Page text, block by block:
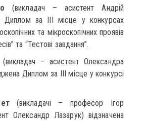
(викладач – асистент Андрій
Диплом за ІІІ місце у конкурсах
та мікроскопічних проявів
та “Тестові завдання”.
(викладач – асистент Олександра
Диплом за ІІІ місце у конкурсі
(викладачі – професор Ігор
Олександр Лазарук) відзначена